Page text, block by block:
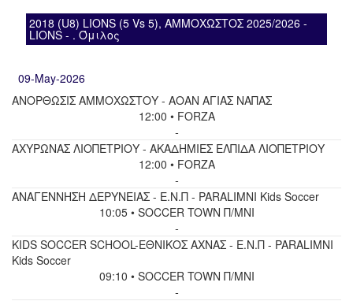
2018 (U8) LIONS (5 Vs 5), ΑΜΜΟΧΩΣΤΟΣ 2025/2026 -
LIONS - . Όμιλος
09-May-2026
ΑΝΟΡΘΩΣΙΣ ΑΜΜΟΧΩΣΤΟΥ - ΑΟΑΝ ΑΓΙΑΣ ΝΑΠΑΣ
12:00 • FORZA
-
ΑΧΥΡΩΝΑΣ ΛΙΟΠΕΤΡΙΟΥ - ΑΚΑΔΗΜΙΕΣ ΕΛΠΙΔΑ ΛΙΟΠΕΤΡΙΟΥ
12:00 • FORZA
-
ΑΝΑΓΕΝΝΗΣΗ ΔΕΡΥΝΕΙΑΣ - Ε.Ν.Π - PARALIMNI Kids Soccer
10:05 • SOCCER TOWN Π/ΜΝΙ
-
KIDS SOCCER SCHOOL-ΕΘΝΙΚΟΣ ΑΧΝΑΣ - Ε.Ν.Π - PARALIMNI
Kids Soccer
09:10 • SOCCER TOWN Π/ΜΝΙ
-